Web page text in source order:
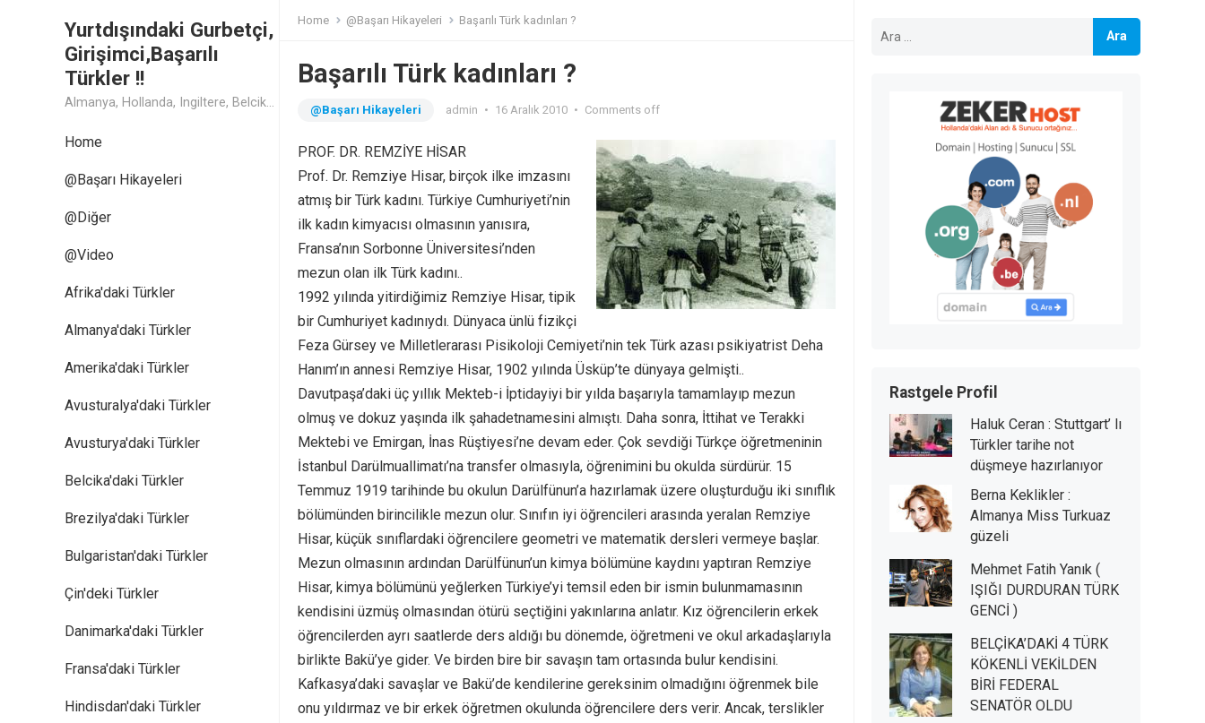
Yurtdışındaki Gurbetçi,
Girişimci,Başarılı
Türkler !!
Almanya, Hollanda, Ingiltere, Belcika, Fransa, Amerika, Cin, Rusya, Isvec, Isvicre, Yunanistan, Kanada, Avusturya Başarılı Muthis Türk lerin Hikaye ve Öykuleri, Turk Isadamlari, Turk Girisimciler, Avrupali Turkler
Home
@Başarı Hikayeleri
@Diğer
@Video
Afrika'daki Türkler
Almanya'daki Türkler
Amerika'daki Türkler
Avusturalya'daki Türkler
Avusturya'daki Türkler
Belcika'daki Türkler
Brezilya'daki Türkler
Bulgaristan'daki Türkler
Çin'deki Türkler
Danimarka'daki Türkler
Fransa'daki Türkler
Hindisdan'daki Türkler
Home @Başarı Hikayeleri Başarılı Türk kadınları ?
Başarılı Türk kadınları ?
@Başarı Hikayeleri admin • 16 Aralık 2010 • Comments off
PROF. DR. REMZİYE HİSAR
Prof. Dr. Remziye Hisar, birçok ilke imzasını
atmış bir Türk kadını. Türkiye Cumhuriyeti’nin
ilk kadın kimyacısı olmasının yanısıra,
Fransa’nın Sorbonne Üniversitesi’nden
mezun olan ilk Türk kadını..
1992 yılında yitirdiğimiz Remziye Hisar, tipik
bir Cumhuriyet kadınıydı. Dünyaca ünlü fizikçi
Feza Gürsey ve Milletlerarası Pisikoloji Cemiyeti’nin tek Türk azası psikiyatrist Deha
Hanım’ın annesi Remziye Hisar, 1902 yılında Üsküp’te dünyaya gelmişti..
Davutpaşa’daki üç yıllık Mekteb-i İptidayiyi bir yılda başarıyla tamamlayıp mezun
olmuş ve dokuz yaşında ilk şahadetnamesini almıştı. Daha sonra, İttihat ve Terakki
Mektebi ve Emirgan, İnas Rüştiyesi’ne devam eder. Çok sevdiği Türkçe öğretmeninin
İstanbul Darülmuallimatı’na transfer olmasıyla, öğrenimini bu okulda sürdürür. 15
Temmuz 1919 tarihinde bu okulun Darülfünun’a hazırlamak üzere oluşturduğu iki sınıflık
bölümünden birincilikle mezun olur. Sınıfın iyi öğrencileri arasında yeralan Remziye
Hisar, küçük sınıflardaki öğrencilere geometri ve matematik dersleri vermeye başlar.
Mezun olmasının ardından Darülfünun’un kimya bölümüne kaydını yaptıran Remziye
Hisar, kimya bölümünü yeğlerken Türkiye’yi temsil eden bir ismin bulunmamasının
kendisini üzmüş olmasından ötürü seçtiğini yakınlarına anlatır. Kız öğrencilerin erkek
öğrencilerden ayrı saatlerde ders aldığı bu dönemde, öğretmeni ve okul arkadaşlarıyla
birlikte Bakü’ye gider. Ve birden bire bir savaşın tam ortasında bulur kendisini.
Kafkasya’daki savaşlar ve Bakü’de kendilerine gereksinim olmadığını öğrenmek bile
onu yıldırmaz ve bir erkek öğretmen okulunda öğrencilere ders verir. Ancak, terslikler
Rastgele Profil
Haluk Ceran : Stuttgart’ lı
Türkler tarihe not
düşmeye hazırlanıyor
Berna Keklikler :
Almanya Miss Turkuaz
güzeli
Mehmet Fatih Yanık (
IŞIĞI DURDURAN TÜRK
GENCİ )
BELÇİKA’DAKİ 4 TÜRK
KÖKENLİ VEKİLDEN
BİRİ FEDERAL
SENATÖR OLDU